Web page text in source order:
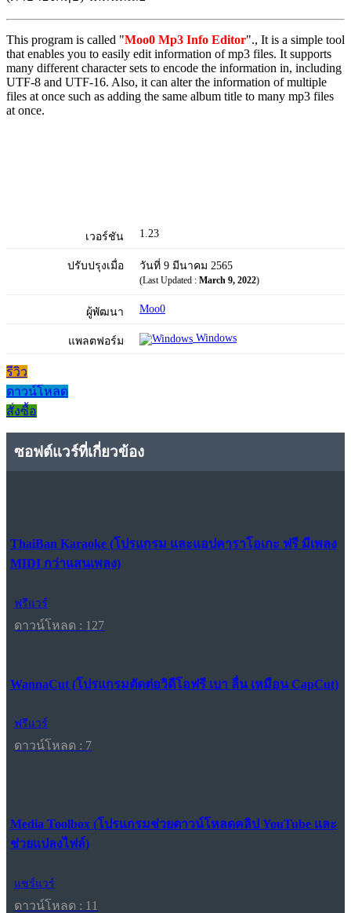
This program is called "Moo0 Mp3 Info Editor"., It is a simple tool
that enables you to easily edit information of mp3 files. It supports
many different character sets to encode the information in, including
UTF-8 and UTF-16. Also, it can alter the information of multiple
files at once such as adding the same album title to many mp3 files
at once.
เวอร์ชัน 1.23
ปรับปรุงเมื่อ วันที่ 9 มีนาคม 2565
(Last Updated : March 9, 2022)
ผู้พัฒนา Moo0
แพลตฟอร์ม Windows
รีวิว
ดาวน์โหลด
สั่งซื้อ
ซอฟต์แวร์ที่เกี่ยวข้อง
ThaiBan Karaoke (โปรแกรม และแอปคาราโอเกะ ฟรี มีเพลง
MIDI กว่าแสนเพลง)
ฟรีแวร์
ดาวน์โหลด : 127
WannaCut (โปรแกรมตัดต่อวิดีโอฟรี เบา ลื่น เหมือน CapCut)
ฟรีแวร์
ดาวน์โหลด : 7
Media Toolbox (โปรแกรมช่วยดาวน์โหลดคลิป YouTube และ
ช่วยแปลงไฟล์)
แชร์แวร์
ดาวน์โหลด : 11